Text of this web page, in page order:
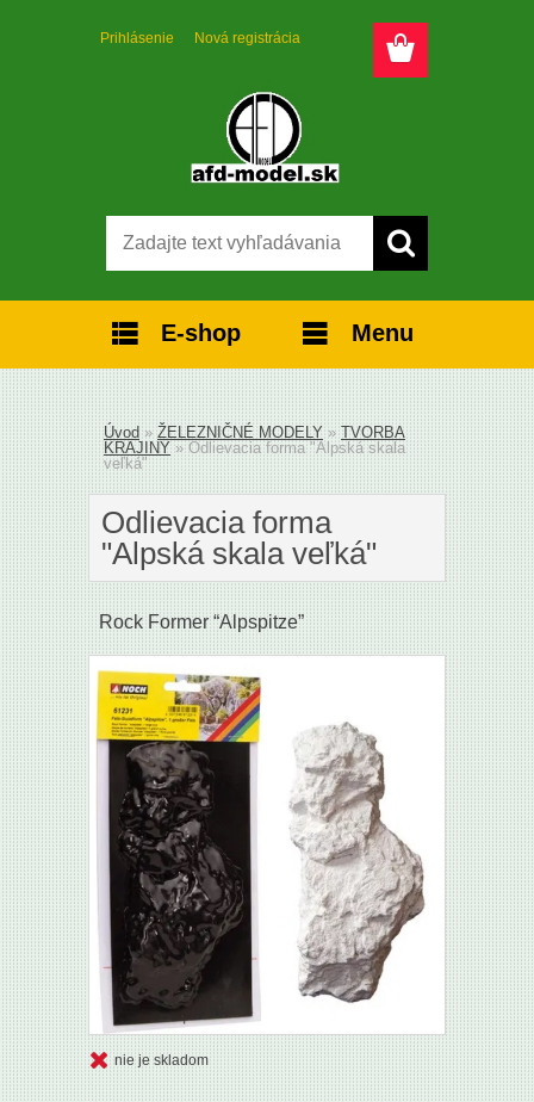
Prihlásenie Nová registrácia
E-shop Menu
Úvod » ŽELEZNIČNÉ MODELY » TVORBA
KRAJINY » Odlievacia forma "Alpská skala
veľká"
Odlievacia forma
"Alpská skala veľká"
Rock Former “Alpspitze”
nie je skladom